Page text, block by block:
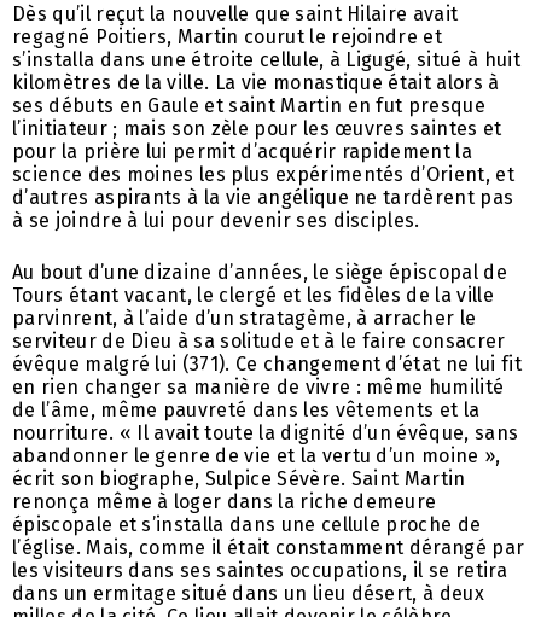
Dès qu’il reçut la nouvelle que saint Hilaire avait
regagné Poitiers, Martin courut le rejoindre et
s’installa dans une étroite cellule, à Ligugé, situé à huit
kilomètres de la ville. La vie monastique était alors à
ses débuts en Gaule et saint Martin en fut presque
l’initiateur ; mais son zèle pour les œuvres saintes et
pour la prière lui permit d’acquérir rapidement la
science des moines les plus expérimentés d’Orient, et
d’autres aspirants à la vie angélique ne tardèrent pas
à se joindre à lui pour devenir ses disciples.
Au bout d’une dizaine d’années, le siège épiscopal de
Tours étant vacant, le clergé et les fidèles de la ville
parvinrent, à l’aide d’un stratagème, à arracher le
serviteur de Dieu à sa solitude et à le faire consacrer
évêque malgré lui (371). Ce changement d’état ne lui fit
en rien changer sa manière de vivre : même humilité
de l’âme, même pauvreté dans les vêtements et la
nourriture. « Il avait toute la dignité d’un évêque, sans
abandonner le genre de vie et la vertu d’un moine »,
écrit son biographe, Sulpice Sévère. Saint Martin
renonça même à loger dans la riche demeure
épiscopale et s’installa dans une cellule proche de
l’église. Mais, comme il était constamment dérangé par
les visiteurs dans ses saintes occupations, il se retira
dans un ermitage situé dans un lieu désert, à deux